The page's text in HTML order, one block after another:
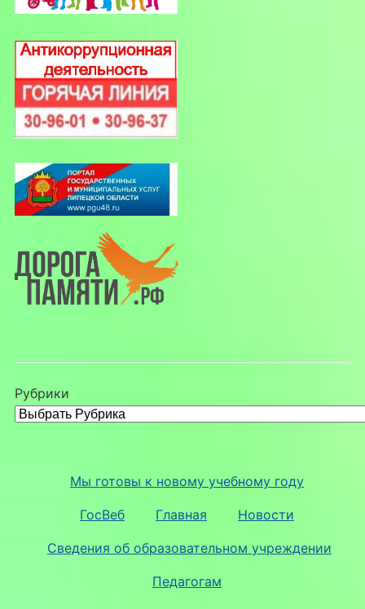
Рубрики
Мы готовы к новому учебному году
ГосВеб Главная Новости
Сведения об образовательном учреждении
Педагогам